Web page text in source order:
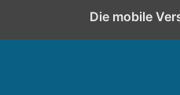
Die mobile